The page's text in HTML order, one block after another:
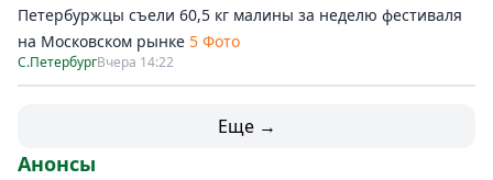
Петербуржцы съели 60,5 кг малины за неделю фестиваля
на Московском рынке 5 Фото
С.ПетербургВчера 14:22
Еще →
Анонсы